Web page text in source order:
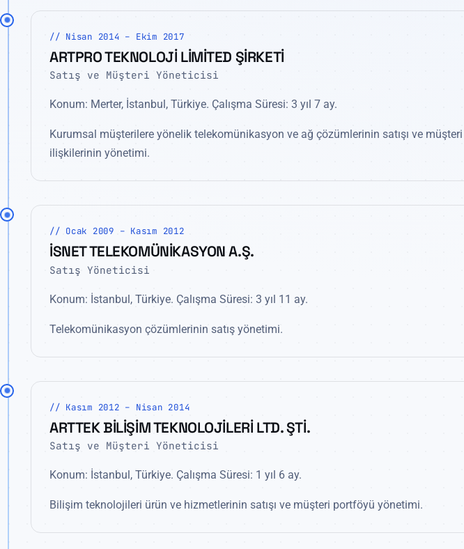
// Nisan 2014 – Ekim 2017
ARTPRO TEKNOLOJİ LİMİTED ŞİRKETİ
Satış ve Müşteri Yöneticisi
Konum: Merter, İstanbul, Türkiye. Çalışma Süresi: 3 yıl 7 ay.
Kurumsal müşterilere yönelik telekomünikasyon ve ağ çözümlerinin satışı ve müşteri
ilişkilerinin yönetimi.
// Ocak 2009 – Kasım 2012
İSNET TELEKOMÜNİKASYON A.Ş.
Satış Yöneticisi
Konum: İstanbul, Türkiye. Çalışma Süresi: 3 yıl 11 ay.
Telekomünikasyon çözümlerinin satış yönetimi.
// Kasım 2012 – Nisan 2014
ARTTEK BİLİŞİM TEKNOLOJİLERİ LTD. ŞTİ.
Satış ve Müşteri Yöneticisi
Konum: İstanbul, Türkiye. Çalışma Süresi: 1 yıl 6 ay.
Bilişim teknolojileri ürün ve hizmetlerinin satışı ve müşteri portföyü yönetimi.